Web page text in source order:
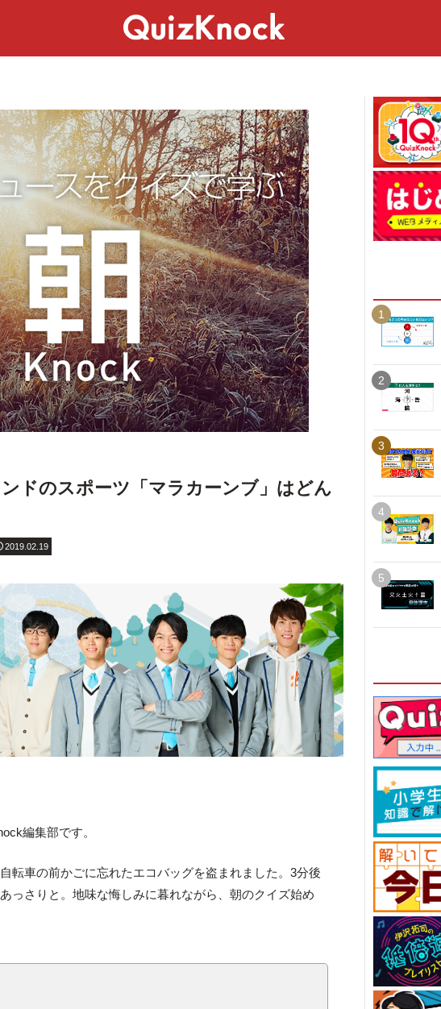
ドのスポーツ「マラカーンブ」はどん
2019.02.19
編集部です。
転車の前かごに忘れたエコバッグを盗まれました。3分後
っさりと。地味な悔しみに暮れながら、朝のクイズ始め
1
2
3
4
5